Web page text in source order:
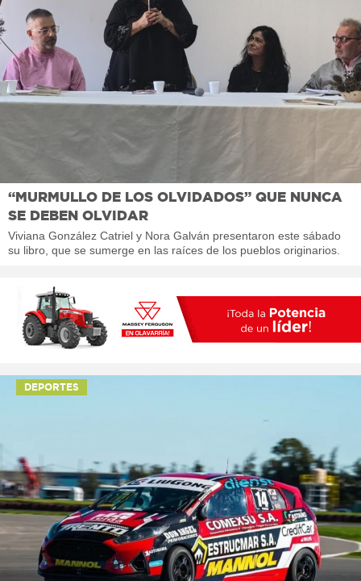
“MURMULLO DE LOS OLVIDADOS” QUE NUNCA
SE DEBEN OLVIDAR
Viviana González Catriel y Nora Galván presentaron este sábado
su libro, que se sumerge en las raíces de los pueblos originarios.
DEPORTES